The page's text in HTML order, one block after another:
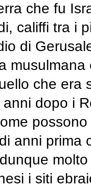
che fu
califfi tra i
di
che era
dopo i
anni prima
i siti